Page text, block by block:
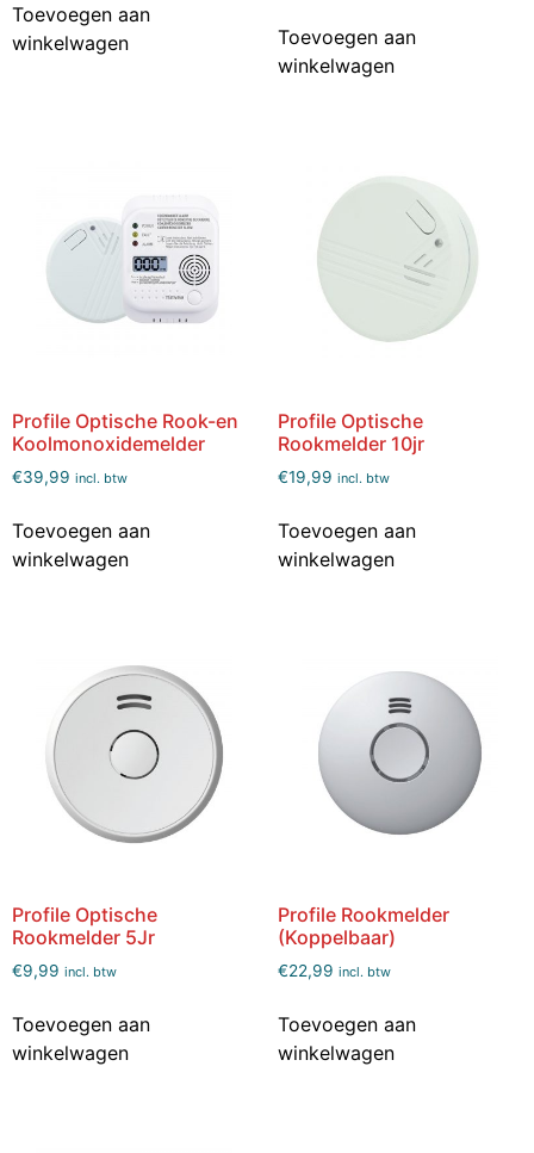
Toevoegen aan
winkelwagen
Toevoegen aan
winkelwagen
Profile Optische Rook-en
Koolmonoxidemelder
€39,99 incl. btw
Toevoegen aan
winkelwagen
Profile Optische
Rookmelder 10jr
€19,99 incl. btw
Toevoegen aan
winkelwagen
Profile Optische
Rookmelder 5Jr
€9,99 incl. btw
Toevoegen aan
winkelwagen
Profile Rookmelder
(Koppelbaar)
€22,99 incl. btw
Toevoegen aan
winkelwagen